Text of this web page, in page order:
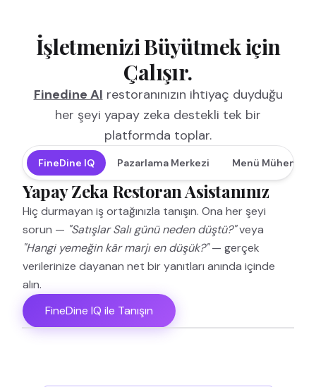
İşletmenizi Büyütmek için
Çalışır.
Finedine AI restoranınızın ihtiyaç duyduğu
her şeyi yapay zeka destekli tek bir
platformda toplar.
FineDine IQ Pazarlama Merkezi Menü
Yapay Zeka Restoran Asistanınız
Hiç durmayan iş ortağınızla tanışın. Ona her şeyi
sorun — "Satışlar Salı günü neden düştü?"veya
"Hangi yemeğin kâr marjı en düşük?"— gerçek
verilerinize dayanan net bir yanıtları anında içinde
alın.
FineDine IQ ile Tanışın